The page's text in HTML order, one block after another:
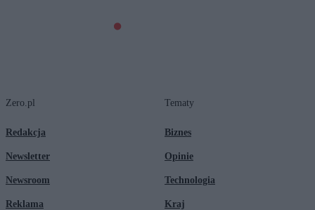
Zero.pl
Redakcja
Newsletter
Newsroom
Reklama
Tematy
Biznes
Opinie
Technologia
Kraj